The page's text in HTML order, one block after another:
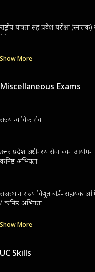
राष्ट्रीय पात्रता सह प्रवेश परीक्षा (स्नातक)
11
Show More
Miscellaneous Exams
राज्य न्यायिक सेवा
उत्तर प्रदेश अधीनस्थ सेवा चयन आयोग-
कनिष्ठ अभियंता
राजस्थान राज्य विद्युत बोर्ड- सहायक
/ कनिष्ठ अभियंता
Show More
UC Skills